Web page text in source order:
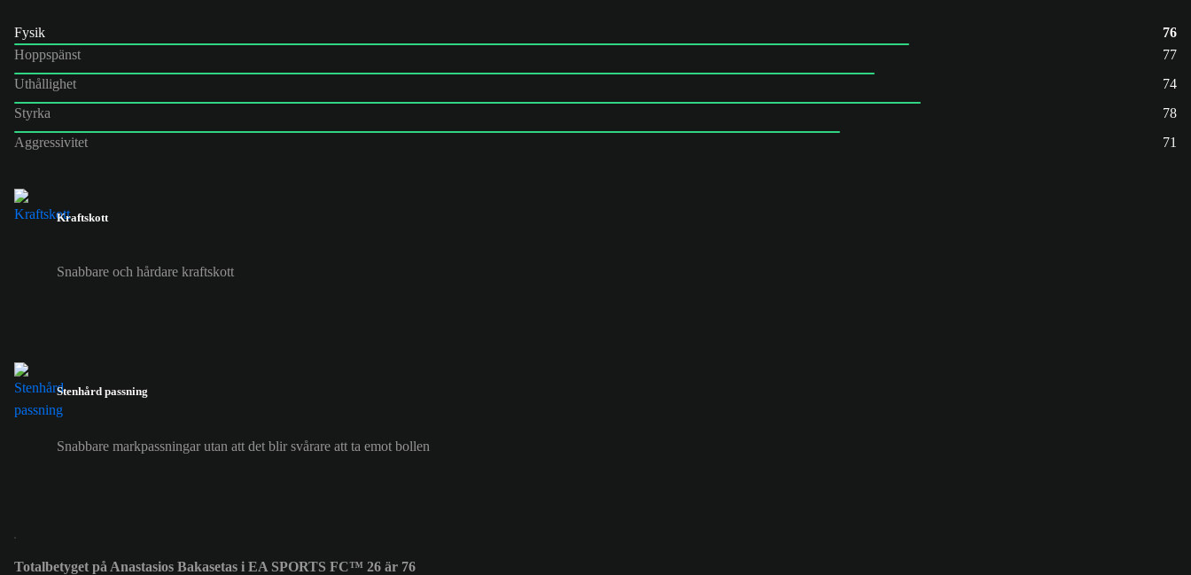
Fysik
76
Hoppspänst
77
Uthållighet
74
Styrka
78
Aggressivitet
71
Kraftskott
Snabbare och hårdare kraftskott
Stenhård passning
Snabbare markpassningar utan att det blir svårare att ta emot bollen
Totalbetyget på Anastasios Bakasetas i EA SPORTS FC™ 26 är 76